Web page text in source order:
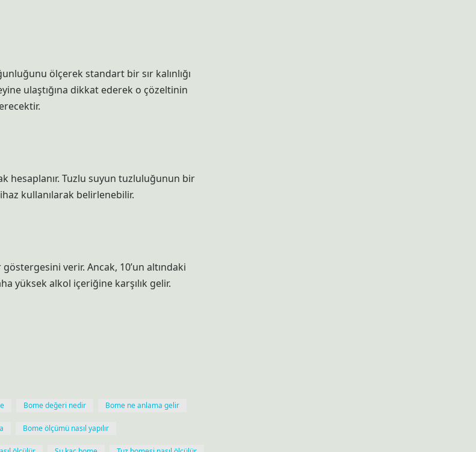
ölçerek standart bir sır kalınlığı
ulaştığına dikkat ederek o çözeltinin
hesaplanır. Tuzlu suyun tuzluluğunun bir
kullanılarak belirlenebilir.
verir. Ancak, 10’un altındaki
yüksek alkol içeriğine karşılık gelir.
Bome değeri nedir Bome ne anlama gelir
Bome ölçümü nasıl yapılır